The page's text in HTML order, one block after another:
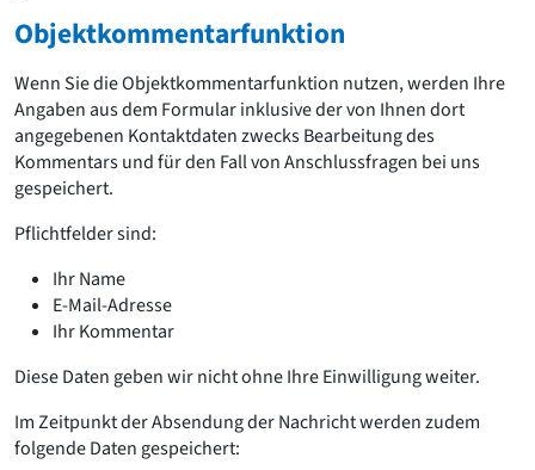
Objektkommentarfunktion
Wenn Sie die Objektkommentarfunktion nutzen, werden Ihre
Angaben aus dem Formular inklusive der von Ihnen dort
angegebenen Kontaktdaten zwecks Bearbeitung des
Kommentars und für den Fall von Anschlussfragen bei uns
gespeichert.
Pflichtfelder sind:
Ihr Name
E-Mail-Adresse
Ihr Kommentar
Diese Daten geben wir nicht ohne Ihre Einwilligung weiter.
Im Zeitpunkt der Absendung der Nachricht werden zudem
folgende Daten gespeichert: